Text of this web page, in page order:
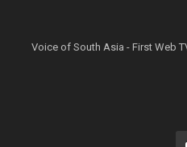
Voice of South Asia - First Web